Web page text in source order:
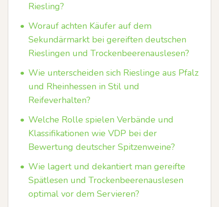
Riesling?
• Worauf achten Käufer auf dem
Sekundärmarkt bei gereiften deutschen
Rieslingen und Trockenbeerenauslesen?
• Wie unterscheiden sich Rieslinge aus Pfalz
und Rheinhessen in Stil und
Reifeverhalten?
• Welche Rolle spielen Verbände und
Klassifikationen wie VDP bei der
Bewertung deutscher Spitzenweine?
• Wie lagert und dekantiert man gereifte
Spätlesen und Trockenbeerenauslesen
optimal vor dem Servieren?